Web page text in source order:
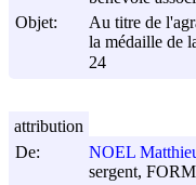
Objet:
Au titre de
la médaille de
24
De:
NOEL
sergent,
attribution